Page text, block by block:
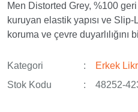
Men Distorted Grey, %100 geri
kuruyan elastik yapısı ve
koruma ve çevre duyarlılığını
Kategori
Erkek
Stok Kodu
48252-